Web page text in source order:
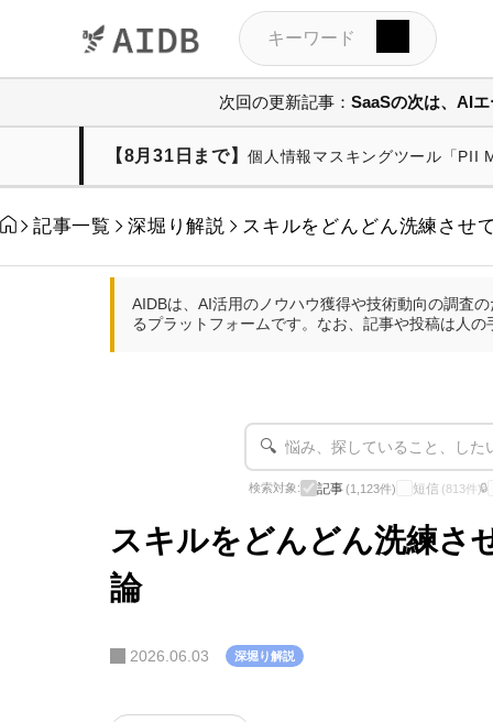
次回の更新記事： SaaSの次は、AI
【8月31日まで】個人情報マスキングツール「PII
記事一覧 深堀り解説 スキルをどんどん洗練させ
AIDBは、AI活用のノウハウ獲得や技術動向の調査
るプラットフォームです。なお、記事や投稿は人の
🔍
検索対象: 記事(1,123件) 短信 (813件)🔒
スキルをどんどん洗練さ
論
2026.06.03 深堀り解説